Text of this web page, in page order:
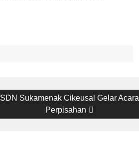
Next
SDN Sukamenak Cikeusal Gelar Acara
Perpisahan